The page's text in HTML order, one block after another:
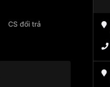
CS đổi trả